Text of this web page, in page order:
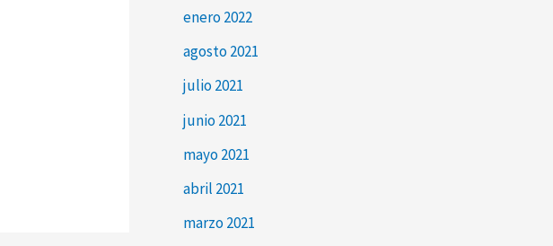
enero 2022
agosto 2021
julio 2021
junio 2021
mayo 2021
abril 2021
marzo 2021